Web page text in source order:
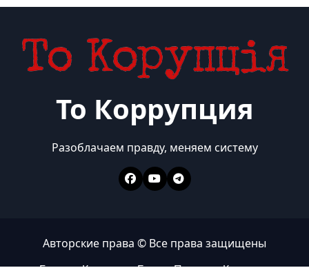
То Коррупция
Разоблачаем правду, меняем систему
Авторские права © Все права защищены
ГлавнаяКоррупцияБизнесПолитикаКонтакты